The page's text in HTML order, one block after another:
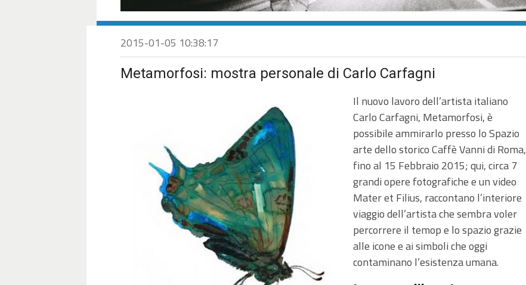
2015-01-05 10:38:17
Metamorfosi: mostra personale di Carlo Carfagni
Il nuovo lavoro dell’artista italiano
Carlo Carfagni, Metamorfosi, è
possibile ammirarlo presso lo Spazio
arte dello storico Caffè Vanni di Roma,
fino al 15 Febbraio 2015; qui, circa 7
grandi opere fotografiche e un video
Mater et Filius, raccontano l’interiore
viaggio dell’artista che sembra voler
percorrere il temop e lo spazio grazie
alle icone e ai simboli che oggi
contaminano l’esistenza umana.